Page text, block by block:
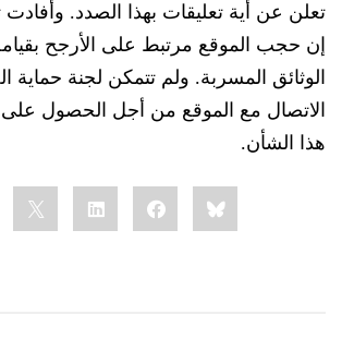
تعلن عن أية تعليقات بهذا الصدد. وأفادت
إن حجب الموقع مرتبط على الأرجح
الوثائق المسربة. ولم تتمكن لجنة حماية
الاتصال مع الموقع من أجل الحصول
هذا الشأن.
Bluesky
Facebook
LinkedIn